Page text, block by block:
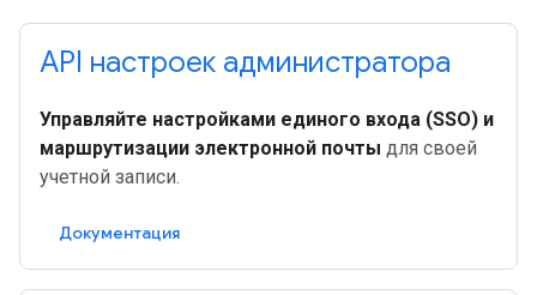
API настроек администратора
Управляйте настройками единого входа (SSO) и
маршрутизации электронной почты для своей
учетной записи.
Документация